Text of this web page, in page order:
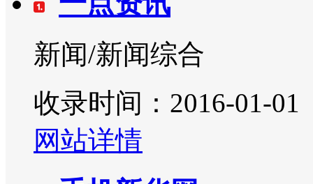
新闻/新闻综合
收录时间：2016-01-01
网站详情